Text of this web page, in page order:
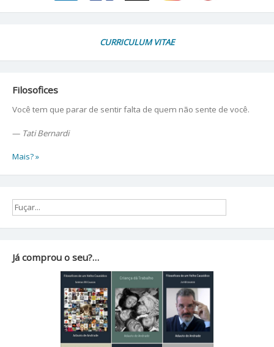
CURRICULUM VITAE
Filosofices
Você tem que parar de sentir falta de quem não sente de você.
— Tati Bernardi
Mais? »
Já comprou o seu?…